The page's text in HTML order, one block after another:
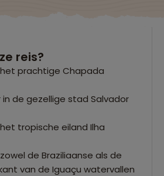
reis?
prachtige Chapada
in de gezellige stad Salvador
tropische eiland Ilha
de Braziliaanse als de
van de Iguaçu watervallen